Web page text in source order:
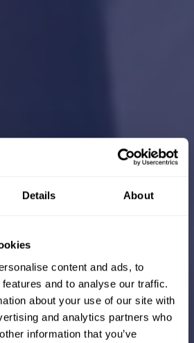
Details About
content and ads, to
and to analyse our traffic.
about your use of our site with
and analytics partners who
information that you’ve